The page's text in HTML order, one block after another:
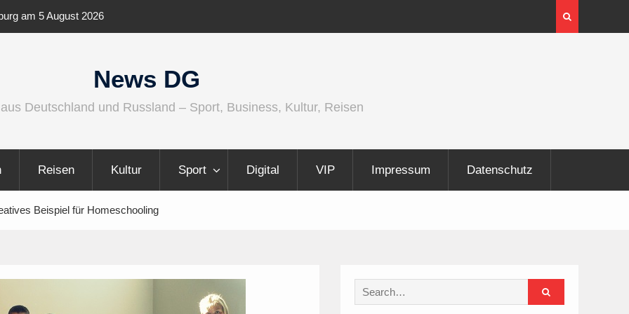
und
InnoTrans 2026 zeigt Technologien für die
Elektrifizierung der Schiene
News DG
Deutschland und Russland – Sport, Business, Kultur, Reisen
Reisen Kultur Sport Digital VIP Impressum Datenschutz
Beispiel für Homeschooling
Search
for: